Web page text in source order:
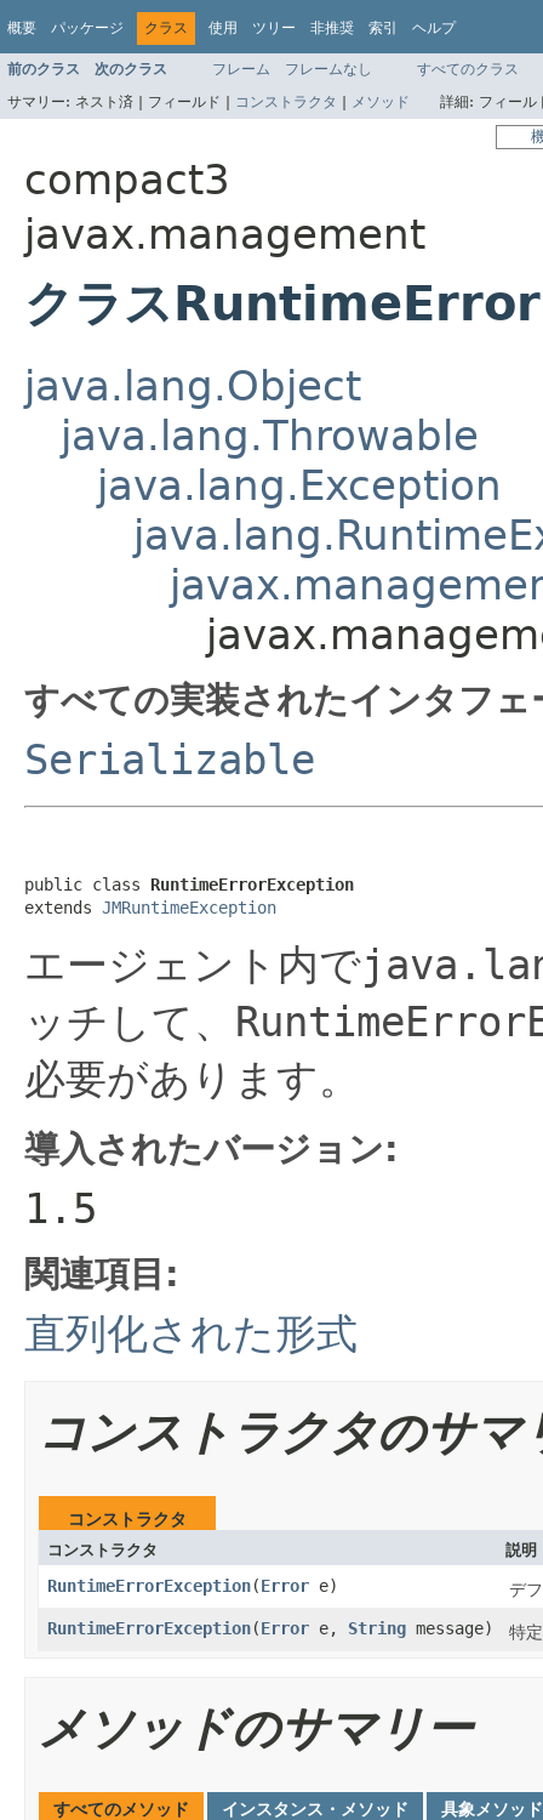
概要 パッケージ クラス 使用 ツリー 非推奨 索引 ヘルプ
前のクラス 次のクラス フレーム フレームなし
すべてのクラス
サマリー: ネスト済 | フィールド | コンストラクタ | メソッド 詳細: フィー
compact3
javax.management
クラス
java.lang.Object
java.lang.Throwable
java.lang.Exception
すべての実装されたインタフ
Serializable
public class RuntimeErrorException
extends JMRuntimeException
エージェント内で
ッチして、
必要があります。
導入されたバージョン:
1.5
関連項目:
直列化された形式
コンストラクタのサマ
コンストラクタ
コンストラクタ 説明
RuntimeErrorException(Error e)
デ
RuntimeErrorException(Error e, String message) 特
メソッドのサマリー
すべてのメソッド インスタンス・メソッド 具象メソッド